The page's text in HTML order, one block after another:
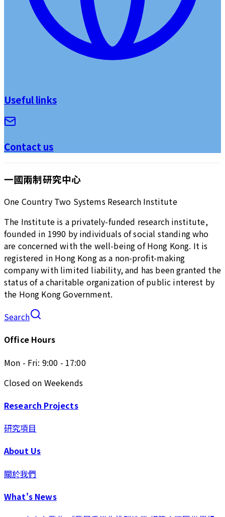
Useful links
Contact us
一國兩制研究中心
One Country Two Systems Research Institute
The Institute is a privately-funded research institute,
founded in 1990 by individuals of social standing who
are concerned with the well-being of Hong Kong. It is
registered in Hong Kong as a non-profit-making
company with limited liability, and has been granted the
status of a charitable organization of public interest by
the Hong Kong Government.
Search
Office Hours
Mon - Fri: 9:00 - 17:00
Closed on Weekends
Research Projects
研究項目
About Us
關於我們
What's News